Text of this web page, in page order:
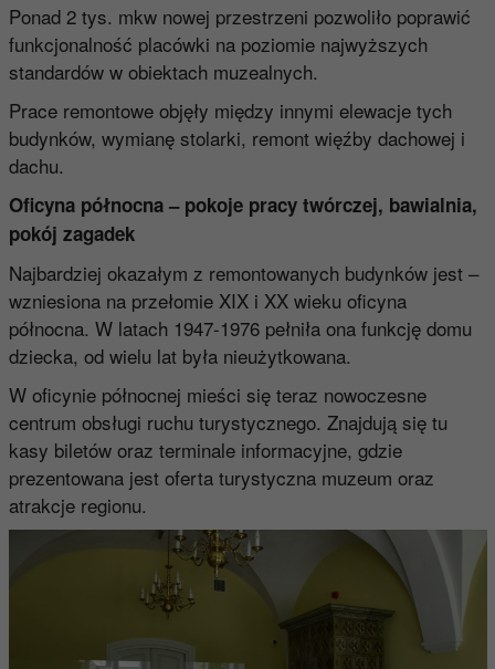
Ponad 2 tys. mkw nowej przestrzeni pozwoliło poprawić
funkcjonalność placówki na poziomie najwyższych
standardów w obiektach muzealnych.
Prace remontowe objęły między innymi elewacje tych
budynków, wymianę stolarki, remont więźby dachowej i
dachu.
Oficyna północna – pokoje pracy twórczej, bawialnia,
pokój zagadek
Najbardziej okazałym z remontowanych budynków jest –
wzniesiona na przełomie XIX i XX wieku oficyna
północna. W latach 1947-1976 pełniła ona funkcję domu
dziecka, od wielu lat była nieużytkowana.
W oficynie północnej mieści się teraz nowoczesne
centrum obsługi ruchu turystycznego. Znajdują się tu
kasy biletów oraz terminale informacyjne, gdzie
prezentowana jest oferta turystyczna muzeum oraz
atrakcje regionu.